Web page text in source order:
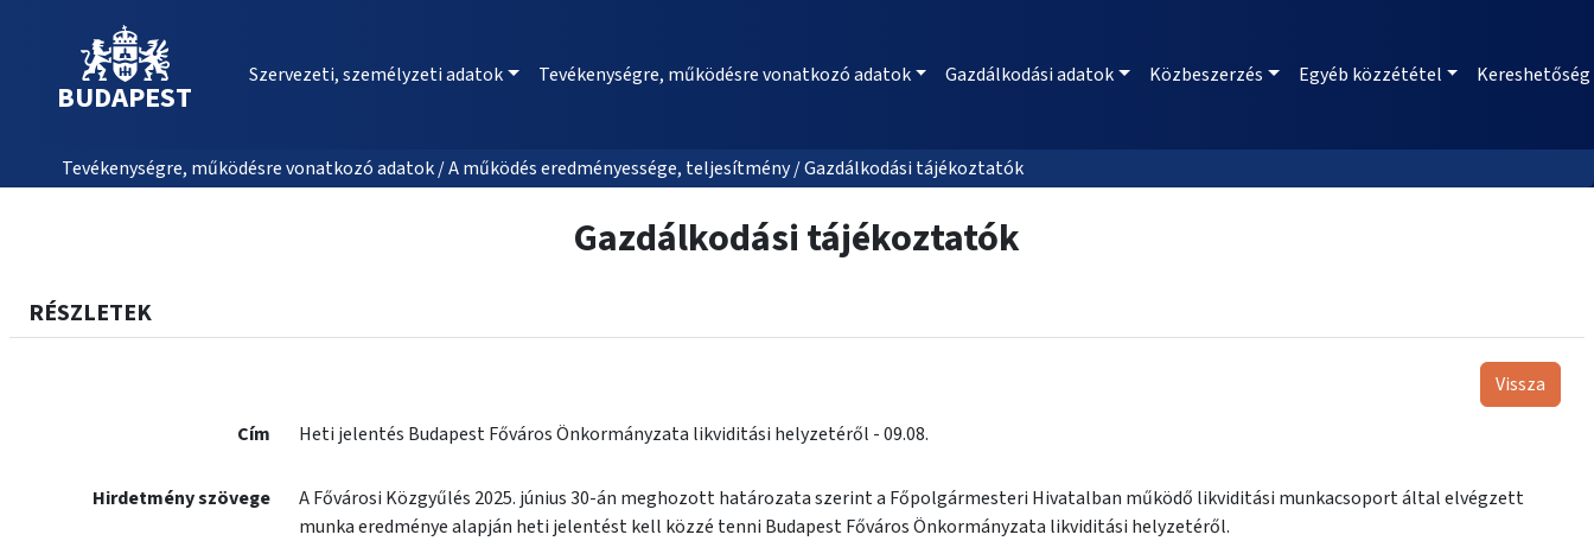
BUDAPEST
Szervezeti, személyzeti adatok Tevékenységre, működésre vonatkozó adatok Gazdálkodási adatok Közbeszerzés Egyéb közzététel Kereshetőség
Tevékenységre, működésre vonatkozó adatok / A működés eredményessége, teljesítmény / Gazdálkodási tájékoztatók
Gazdálkodási tájékoztatók
RÉSZLETEK
Vissza
Cím
Heti jelentés Budapest Főváros Önkormányzata likviditási helyzetéről - 09.08.
Hirdetmény szövege
A Fővárosi Közgyűlés 2025. június 30-án meghozott határozata szerint a Főpolgármesteri Hivatalban működő likviditási munkacsoport által elvégzett
munka eredménye alapján heti jelentést kell közzé tenni Budapest Főváros Önkormányzata likviditási helyzetéről.